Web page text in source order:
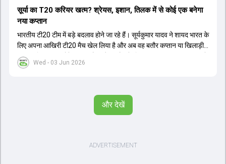
Wed - 03 Jun 2026
सूर्या का T20 करियर खत्म? श्रेयस, इशान, तिलक में से कोई एक बनेगा
नया कप्तान
भारतीय टी20 टीम में बड़े बदलाव होने जा रहे हैं। सूर्यकुमार यादव ने शायद भारत के
लिए अपना आखिरी टी20 मैच खेल लिया है और अब वह बतौर कप्तान या खिलाड़ी
टीम का हिस्सा नहीं होंगे। आयरलैंड और इंग्लैंड के खिलाफ आगामी टी20 सीरीज के
लिए नए कप्तान की तलाश जारी है। इस रेस में श्रेयस अय्यर सबसे आगे चल रहे
दौड़ से बाहर हैं। आगामी सीरीज के लिए वैभव सूर्यवंशी को तीसरे ओपनर के तौर पर
टीम में शामिल किया जाएगा, जबकि अभिषेक शर्मा और संजू सैमसन पहली पसंद
और देखें